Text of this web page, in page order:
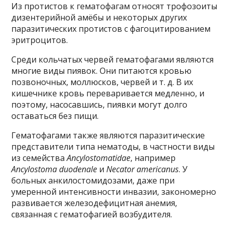
Из протистов к гематофагам относят трофозоиты
дизентерийной амёбы и некоторых других
паразитических протистов с фагоцитированием
эритроцитов.
Среди кольчатых червей гематофагами являются
многие виды пиявок. Они питаются кровью
позвоночных, моллюсков, червей и т. д. В их
кишечнике кровь переваривается медленно, и
поэтому, насосавшись, пиявки могут долго
оставаться без пищи.
Гематофагами также являются паразитические
представители типа нематоды, в частности виды
из семействаAncylostomatidae, например
Ancylostoma duodenale иNecator americanus. У
больных анкилостомидозами, даже при
умеренной интенсивности инвазии, закономерно
развивается железодефицитная анемия,
связанная с гематофагией возбудителя.